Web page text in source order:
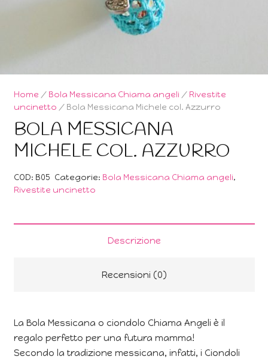
Home / Bola Messicana Chiama angeli / Rivestite
uncinetto / Bola Messicana Michele col. Azzurro
BOLA MESSICANA
MICHELE COL. AZZURRO
COD: B05 Categorie: Bola Messicana Chiama angeli,
Rivestite uncinetto
Descrizione
Recensioni (0)
La Bola Messicana o ciondolo Chiama Angeli è il
regalo perfetto per una futura mamma!
Secondo la tradizione messicana, infatti, i Ciondoli